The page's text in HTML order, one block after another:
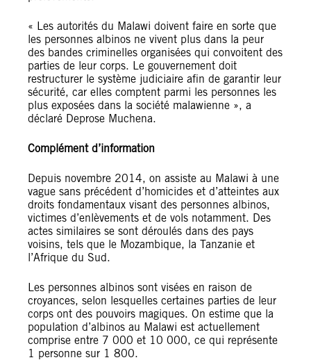
« Les autorités du Malawi doivent faire en sorte que
les personnes albinos ne vivent plus dans la peur
des bandes criminelles organisées qui convoitent des
parties de leur corps. Le gouvernement doit
restructurer le système judiciaire afin de garantir leur
sécurité, car elles comptent parmi les personnes les
plus exposées dans la société malawienne », a
déclaré Deprose Muchena.
Complément d’information
Depuis novembre 2014, on assiste au Malawi à une
vague sans précédent d’homicides et d’atteintes aux
droits fondamentaux visant des personnes albinos,
victimes d’enlèvements et de vols notamment. Des
actes similaires se sont déroulés dans des pays
voisins, tels que le Mozambique, la Tanzanie et
l’Afrique du Sud.
Les personnes albinos sont visées en raison de
croyances, selon lesquelles certaines parties de leur
corps ont des pouvoirs magiques. On estime que la
population d’albinos au Malawi est actuellement
comprise entre 7 000 et 10 000, ce qui représente
1 personne sur 1 800.